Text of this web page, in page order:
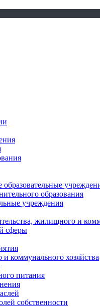
образовательные
образования
учреждения
жилищного и
сферы
коммунального хозяйства
питания
собственности